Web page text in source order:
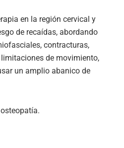
en la región cervical y
de recaídas, abordando
contracturas,
de movimiento,
un amplio abanico de